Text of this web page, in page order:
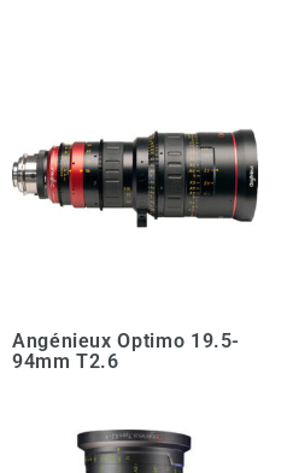
Angénieux Optimo 19.5-
94mm T2.6